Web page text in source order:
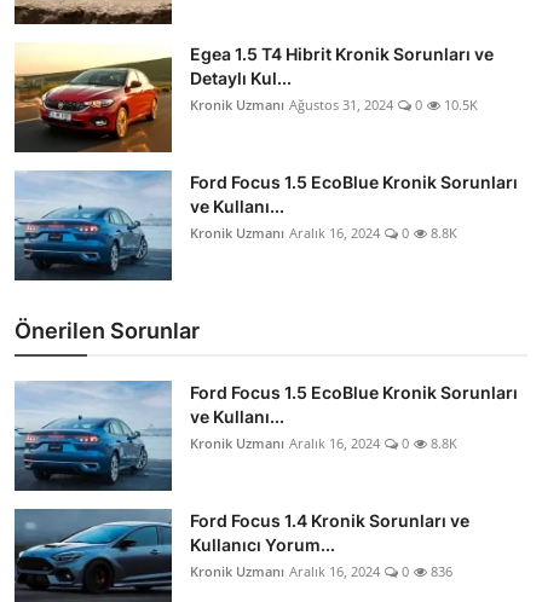
Egea 1.5 T4 Hibrit Kronik Sorunları ve
Detaylı Kul...
Kronik Uzmanı Ağustos 31, 2024 0 10.5K
Ford Focus 1.5 EcoBlue Kronik Sorunları
ve Kullanı...
Kronik Uzmanı Aralık 16, 2024 0 8.8K
Önerilen Sorunlar
Ford Focus 1.5 EcoBlue Kronik Sorunları
ve Kullanı...
Kronik Uzmanı Aralık 16, 2024 0 8.8K
Ford Focus 1.4 Kronik Sorunları ve
Kullanıcı Yorum...
Kronik Uzmanı Aralık 16, 2024 0 836